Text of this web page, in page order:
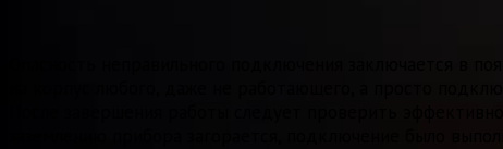
Опасность неправильного подключения заключается в
на корпус любого, даже не работающего, а просто
После завершения работы следует проверить
заземлению прибора загорается, подключение было